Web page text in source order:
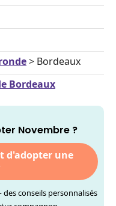
> Bordeaux
Bordeaux
Novembre ?
d'adopter une
conseils personnalisés